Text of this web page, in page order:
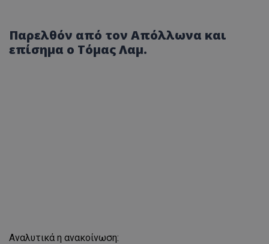
Παρελθόν από τον Απόλλωνα και
επίσημα ο Τόμας Λαμ.
Aναλυτικά η ανακοίνωση: